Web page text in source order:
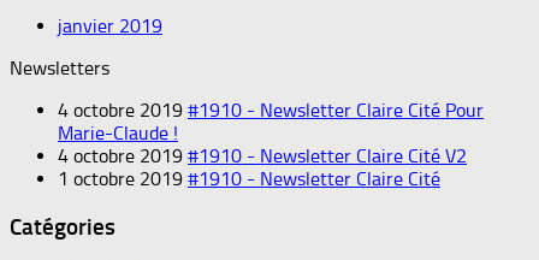
janvier 2019
Newsletters
4 octobre 2019 #1910 - Newsletter Claire Cité Pour
Marie-Claude !
4 octobre 2019 #1910 - Newsletter Claire Cité V2
1 octobre 2019 #1910 - Newsletter Claire Cité
Catégories